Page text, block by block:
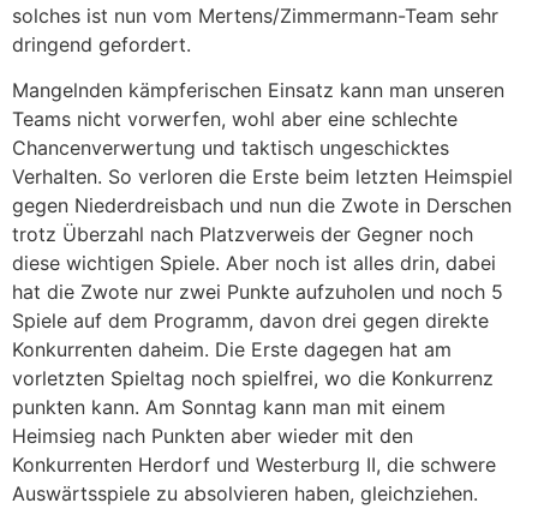
solches ist nun vom Mertens/Zimmermann-Team sehr
dringend gefordert.
Mangelnden kämpferischen Einsatz kann man unseren
Teams nicht vorwerfen, wohl aber eine schlechte
Chancenverwertung und taktisch ungeschicktes
Verhalten. So verloren die Erste beim letzten Heimspiel
gegen Niederdreisbach und nun die Zwote in Derschen
trotz Überzahl nach Platzverweis der Gegner noch
diese wichtigen Spiele. Aber noch ist alles drin, dabei
hat die Zwote nur zwei Punkte aufzuholen und noch 5
Spiele auf dem Programm, davon drei gegen direkte
Konkurrenten daheim. Die Erste dagegen hat am
vorletzten Spieltag noch spielfrei, wo die Konkurrenz
punkten kann. Am Sonntag kann man mit einem
Heimsieg nach Punkten aber wieder mit den
Konkurrenten Herdorf und Westerburg II, die schwere
Auswärtsspiele zu absolvieren haben, gleichziehen.